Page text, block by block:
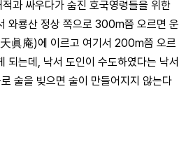
과 싸우다가 숨진 호국영령들을 위한
와룡산 정상 쪽으로 300m쯤 오르면 운
眞庵)에 이르고 여기서 200m쯤 오르
는데, 낙서 도인이 수도하였다는 낙서
술을 빚으면 술이 만들어지지 않는다